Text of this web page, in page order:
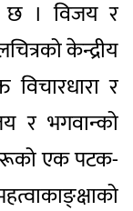
छ । विजय र
केन्द्रीय
विचारधारा र
र भगवान्को
एक पटक-